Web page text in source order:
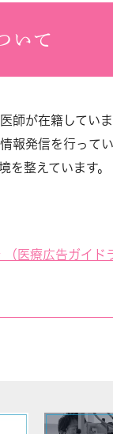
いて
師が在籍してい
報発信を行って
を整えています。
医療広告ガイド